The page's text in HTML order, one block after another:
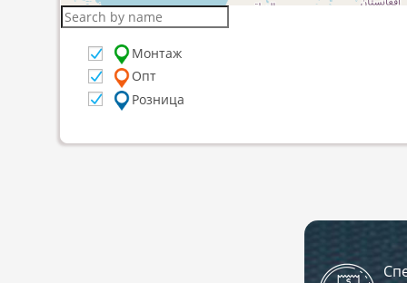
Монтаж
Опт
Розница